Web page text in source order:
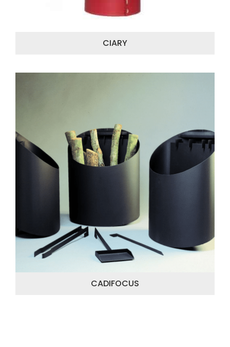
CIARY
CADIFOCUS